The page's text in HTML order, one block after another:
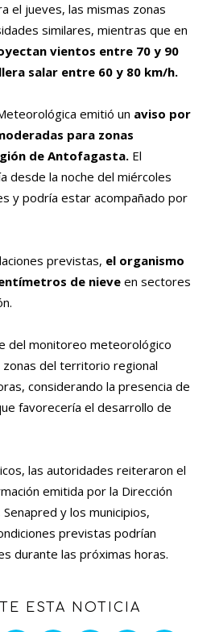
el jueves, las mismas zonas
similares, mientras que en
vientos entre 70 y 90
salar entre 60 y 80 km/h.
emitió un aviso por
para zonas
de Antofagasta. El
desde la noche del miércoles
y podría estar acompañado por
previstas, el organismo
de nieve en sectores
del monitoreo meteorológico
del territorio regional
considerando la presencia de
favorecería el desarrollo de
las autoridades reiteraron el
emitida por la Dirección
y los municipios,
previstas podrían
durante las próximas horas.
ESTA NOTICIA